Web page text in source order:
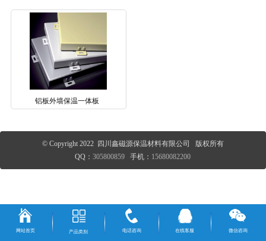
铝板外墙保温一体板
© Copyright 2022 四川鑫磁源保温材料有限公司 版权所有
QQ：305800859 手机： 15680082200
网站首页 产品类别 电话咨询 在线客服 微信咨询